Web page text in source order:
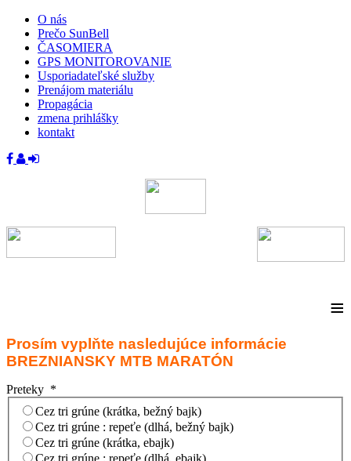
O nás
Prečo SunBell
ČASOMIERA
GPS MONITOROVANIE
Usporiadateľské služby
Prenájom materiálu
Propagácia
zmena prihlášky
kontakt
≡
Prosím vyplňte nasledujúce informácie
BREZNIANSKY MTB MARATÓN
Preteky *
Cez tri grúne (krátka, bežný bajk)
Cez tri grúne : repeťe (dlhá, bežný bajk)
Cez tri grúne (krátka, ebajk)
Cez tri grúne : repeťe (dlhá, ebajk)